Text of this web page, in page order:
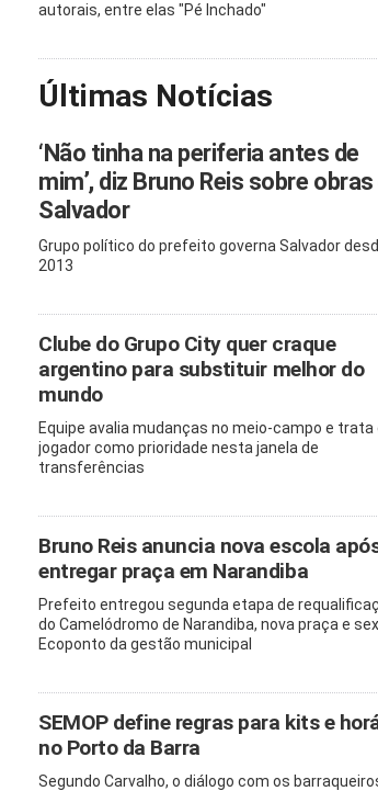
autorais, entre elas "Pé Inchado"
Últimas Notícias
‘Não tinha na periferia antes de
mim’, diz Bruno Reis sobre
Salvador
Grupo político do prefeito governa Salvador
2013
Clube do Grupo City quer craque
argentino para substituir melhor do
mundo
Equipe avalia mudanças no meio-campo e trata
jogador como prioridade nesta janela de
transferências
Bruno Reis anuncia nova escola
entregar praça em Narandiba
Prefeito entregou segunda etapa de
do Camelódromo de Narandiba, nova praça e
Ecoponto da gestão municipal
SEMOP define regras para kits e
no Porto da Barra
Segundo Carvalho, o diálogo com os